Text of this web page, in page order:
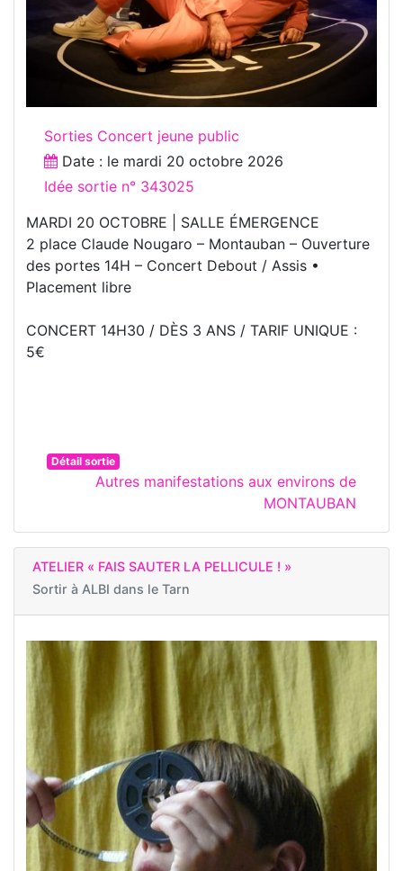
Sorties Concert jeune public
Date : le mardi 20 octobre 2026
Idée sortie n° 343025
MARDI 20 OCTOBRE | SALLE ÉMERGENCE
2 place Claude Nougaro – Montauban – Ouverture
des portes 14H – Concert Debout / Assis •
Placement libre
CONCERT 14H30 / DÈS 3 ANS / TARIF UNIQUE :
5€
Détail sortie
Autres manifestations aux environs de
MONTAUBAN
ATELIER « FAIS SAUTER LA PELLICULE ! »
Sortir à ALBI dans le Tarn